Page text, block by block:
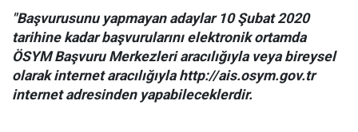
"Başvurusunu yapmayan adaylar 10 Şubat 2020
tarihine kadar başvurularını elektronik ortamda
ÖSYM Başvuru Merkezleri aracılığıyla veya bireysel
olarak internet aracılığıyla http://ais.osym.gov.tr
internet adresinden yapabileceklerdir.